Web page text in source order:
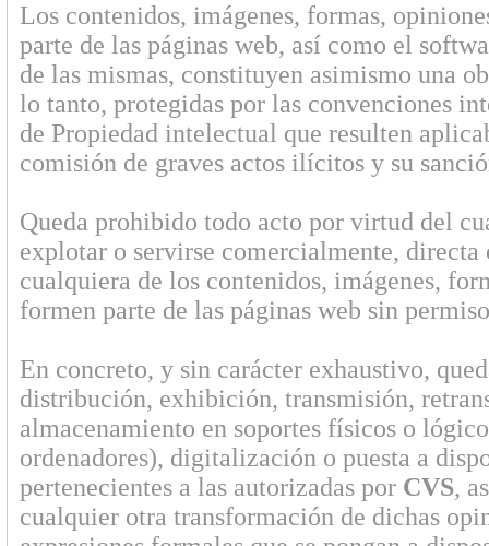
Los contenidos, imágenes, formas,
parte de las páginas web, así como el
de las mismas, constituyen asimismo una
lo tanto, protegidas por las convenciones
de Propiedad intelectual que resulten
comisión de graves actos ilícitos y su
Queda prohibido todo acto por virtud del
explotar o servirse comercialmente,
cualquiera de los contenidos, imágenes,
formen parte de las páginas web sin
En concreto, y sin carácter exhaustivo,
distribución, exhibición, transmisión,
almacenamiento en soportes físicos o
ordenadores), digitalización o puesta a
pertenecientes a las autorizadas por CVS,
cualquier otra transformación de dichas